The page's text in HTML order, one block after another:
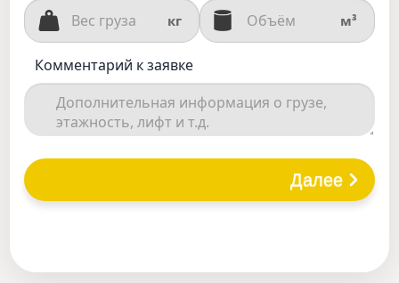
кг м³
Комментарий к заявке
Далее